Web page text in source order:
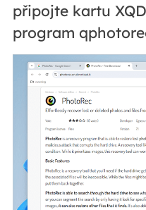
připojte kartu
program